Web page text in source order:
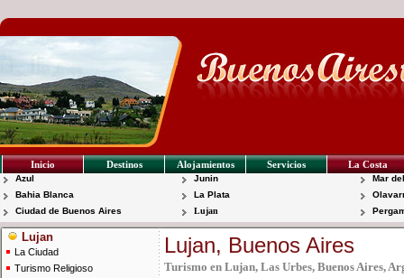
Inicio Destinos Alojamientos Servicios La Costa
Azul
Bahia Blanca
Ciudad de Buenos Aires
Junin
La Plata
Lujan
Mar
Lujan
La Ciudad
Turismo Religioso
Lujan, Buenos Aires
Turismo en Lujan, Las Urbes, Buenos Aires,